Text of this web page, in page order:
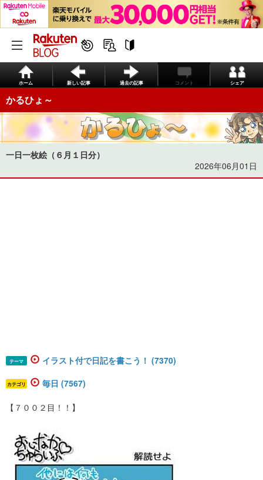
ホーム 新しい記事 過去の記事 コメント シェア
かるひょ～
一日一枚絵（６月１日分）
2026年06月01日
テーマ イラスト付で日記を書こう！ (7370)
カテゴリ 毎日 (7567)
【７００２目！！】